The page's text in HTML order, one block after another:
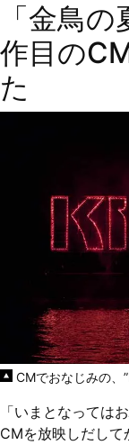
「金鳥
作目の
た
CMでおなじみの、
「いまとなっては
CMを放映しだし